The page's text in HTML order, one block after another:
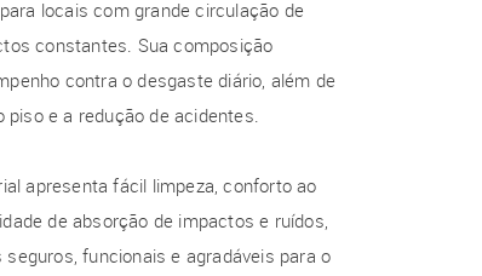
locais com grande circulação de
constantes. Sua composição
contra o desgaste diário, além de
e a redução de acidentes.
apresenta fácil limpeza, conforto ao
de absorção de impactos e ruídos,
funcionais e agradáveis para o